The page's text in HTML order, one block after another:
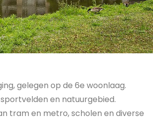
gelegen op de 6e woonlaag.
en natuurgebied.
tram en metro, scholen en diverse